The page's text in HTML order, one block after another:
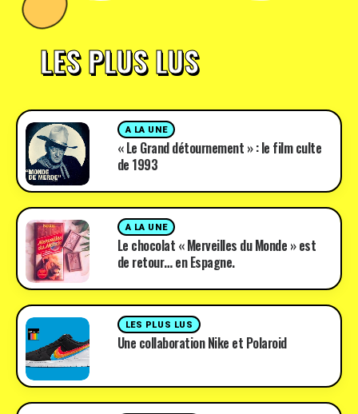
LES PLUS LUS
A LA UNE
« Le Grand détournement » : le film culte
de 1993
A LA UNE
Le chocolat « Merveilles du Monde » est
de retour… en Espagne.
LES PLUS LUS
Une collaboration Nike et Polaroid